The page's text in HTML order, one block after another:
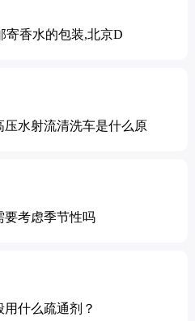
寄香水的包装,北京D
水射流清洗车是什么原
要考虑季节性吗
什么疏通剂？